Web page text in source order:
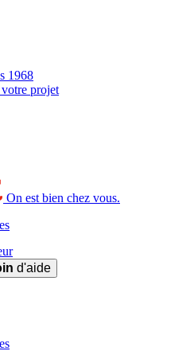
1968
projet
On est bien chez vous.
d'aide